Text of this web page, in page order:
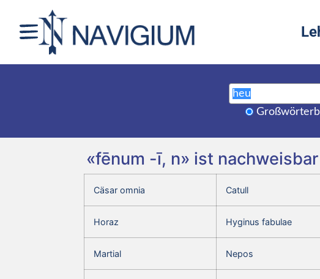
«fēnum -ī, n» ist
Cäsar omnia Catull
Horaz Hyginus fabulae
Martial Nepos